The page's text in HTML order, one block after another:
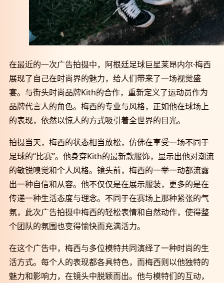
在最近的一次广告拍摄中，阿根廷足球巨星莱昂内尔·梅西
展现了自己在时尚界的魅力，给人们带来了一场视觉盛
宴。与街头时尚品牌Kith的合作，重新定义了运动员作为
品牌代言人的角色。梅西的专业与风格，正如他在球场上
的表现，依然以惊人的方式吸引着全世界的目光。
拍摄当天，梅西的状态相当放松，仿佛在享受一场不同于
足球的“比赛”。他身穿Kith的最新款服饰，显示出他对潮流
的敏锐嗅觉和个人风格。镜头前，梅西的一举一动都流露
出一种自信和从容。他不仅仅是在展示服装，更多的是在
传递一种生活态度与理念。不同于在赛场上那种紧张的气
氛，此次广告拍摄中梅西的轻松表情和自然动作，使得整
个团队的氛围也变得愉快而充满活力。
在这个广告中，梅西与多位模特共同演绎了一种时尚的生
活方式。每个人的表现都各具特色，而梅西则以他独特的
魅力和影响力，在镜头中脱颖而出。他与模特们的互动，